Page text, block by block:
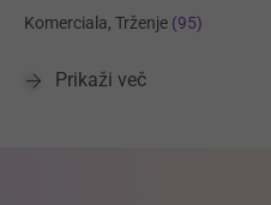
Komerciala, Trženje (95)
Prikaži več